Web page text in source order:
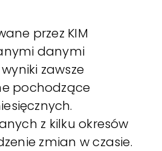
przez KIM
danymi
zawsze
pochodzące
z kilku okresów
zmian w czasie.